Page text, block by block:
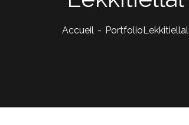
Accueil PortfolioLekkitiellal